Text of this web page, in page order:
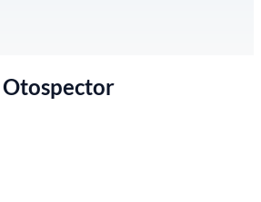
Otospector